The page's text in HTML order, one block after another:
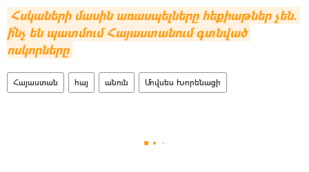
Հսկաների մասին առասպելները հեքիաթներ չեն.
ի՞նչ են պատմում Հայաստանում գտնված
ոսկորները
Հայաստան հայ անուն Մովսես Խորենացի